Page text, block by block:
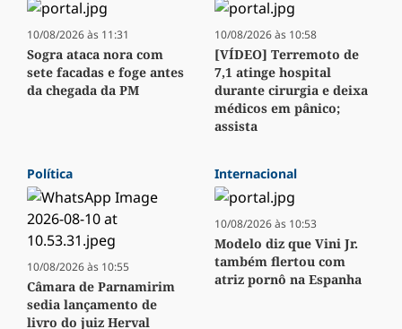
10/08/2026 às 11:31
Sogra ataca nora com
sete facadas e foge antes
da chegada da PM
10/08/2026 às 10:58
[VÍDEO] Terremoto de
7,1 atinge hospital
durante cirurgia e deixa
médicos em pânico;
assista
Política
10/08/2026 às 10:55
Câmara de Parnamirim
sedia lançamento de
livro do juiz Herval
Internacional
10/08/2026 às 10:53
Modelo diz que Vini Jr.
também flertou com
atriz pornô na Espanha